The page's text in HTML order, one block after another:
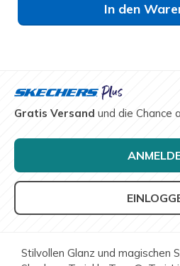
In den
Gratis Versand und die Chance
Stilvollen Glanz und magischen